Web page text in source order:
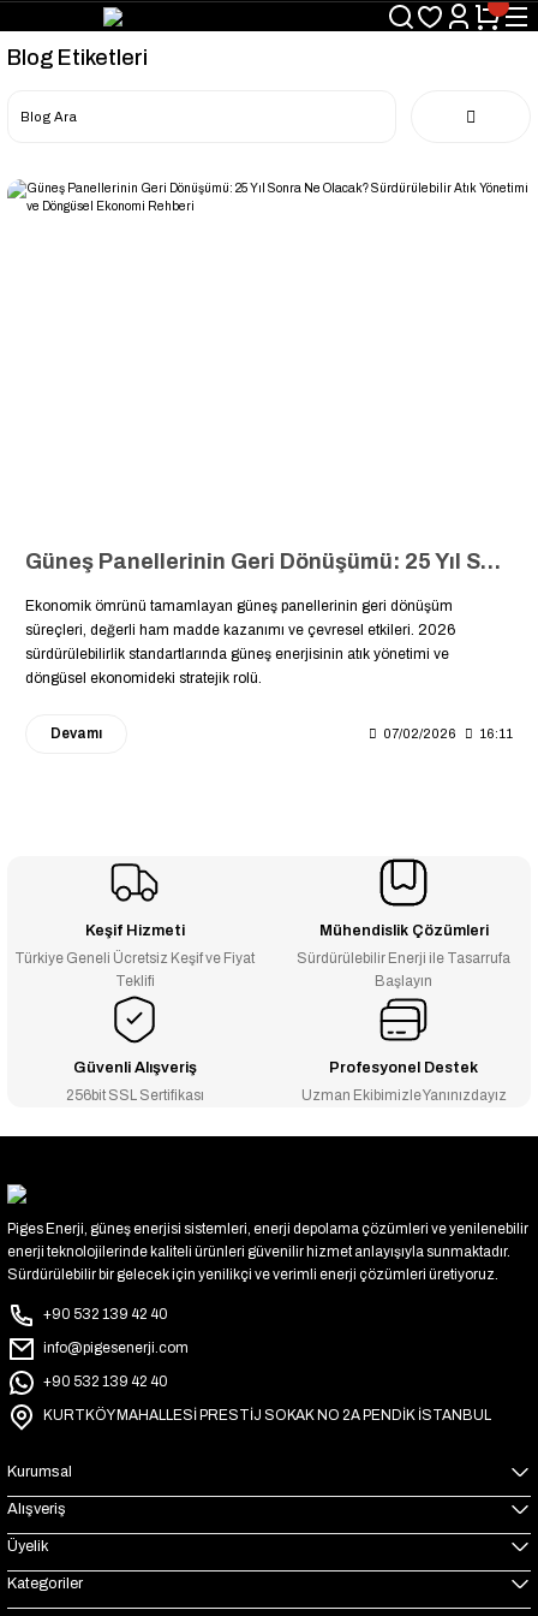
Blog Etiketleri
Güneş Panellerinin Geri Dönüşümü: 25 Yıl Sonra Ne Olacak? Sürdürülebilir Atık Yönetimi ve Döngüsel Ekonomi Rehberi
Ekonomik ömrünü tamamlayan güneş panellerinin geri dönüşüm
süreçleri, değerli ham madde kazanımı ve çevresel etkileri. 2026
sürdürülebilirlik standartlarında güneş enerjisinin atık yönetimi ve
döngüsel ekonomideki stratejik rolü.
Devamı 07/02/2026 16:11
Keşif Hizmeti
Türkiye Geneli Ücretsiz Keşif ve Fiyat
Teklifi
Mühendislik Çözümleri
Sürdürülebilir Enerji ile Tasarrufa
Başlayın
Güvenli Alışveriş
256bit SSL Sertifikası
Profesyonel Destek
Uzman Ekibimizle Yanınızdayız
Piges Enerji, güneş enerjisi sistemleri, enerji depolama çözümleri ve yenilenebilir
enerji teknolojilerinde kaliteli ürünleri güvenilir hizmet anlayışıyla sunmaktadır.
Sürdürülebilir bir gelecek için yenilikçi ve verimli enerji çözümleri üretiyoruz.
+90 532 139 42 40
info@pigesenerji.com
+90 532 139 42 40
KURTKÖY MAHALLESİ PRESTİJ SOKAK NO 2A PENDİK İSTANBUL
Kurumsal
Alışveriş
Üyelik
Kategoriler